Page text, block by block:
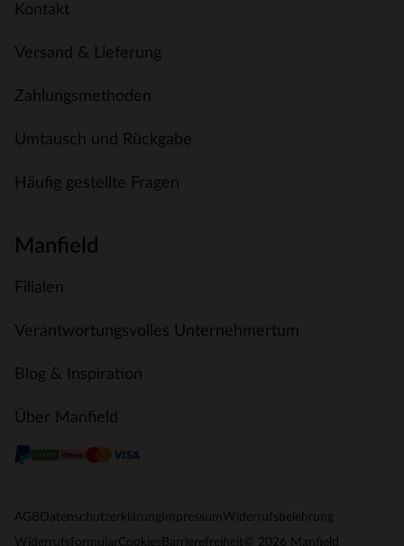
Kontakt
Versand & Lieferung
Zahlungsmethoden
Umtausch und Rückgabe
Häufig gestellte Fragen
Manfield
Filialen
Verantwortungsvolles Unternehmertum
Blog & Inspiration
Über Manfield
AGB Datenschutzerklärung Impressum Widerrufsbelehrung
WiderrufsformularCookies Barrierefreiheit © 2026 Manfield